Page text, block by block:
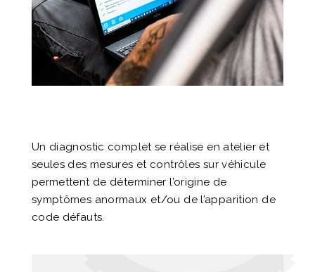
Un diagnostic complet se réalise en atelier et
seules des mesures et contrôles sur véhicule
permettent de déterminer l’origine de
symptômes anormaux et/ou de l’apparition de
code défauts.